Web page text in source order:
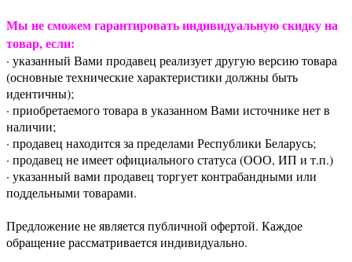
Мы не сможем гарантировать индивидуальную скидку на
товар, если:
· указанный Вами продавец реализует другую версию товара
(основные технические характеристики должны быть
идентичны);
· приобретаемого товара в указанном Вами источнике нет в
наличии;
· продавец находится за пределами Республики Беларусь;
· продавец не имеет официального статуса (ООО, ИП и т.п.)
· указанный вами продавец торгует контрабандными или
поддельными товарами.
Предложение не является публичной офертой. Каждое
обращение рассматривается индивидуально.